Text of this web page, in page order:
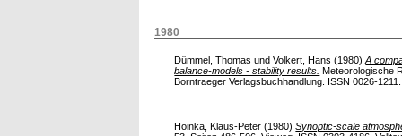
1980
Dümmel, Thomas undVolkert, Hans (1980)A
balance-models - stability results. Meteorologische
Borntraeger Verlagsbuchhandlung. ISSN 0026-1211.
Hoinka, Klaus-Peter (1980)Synoptic-scale